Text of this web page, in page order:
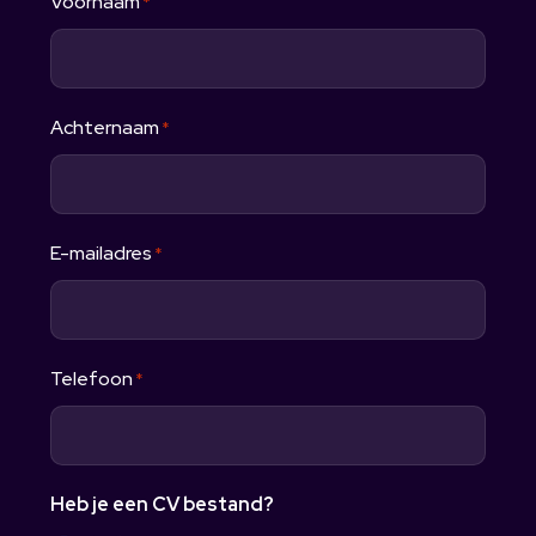
Achternaam *
E-mailadres *
Telefoon *
Heb je een CV bestand?